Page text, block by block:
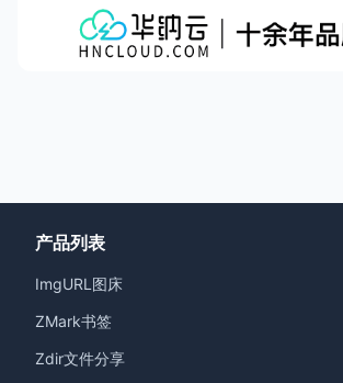
产品列表
ImgURL图床
ZMark书签
Zdir文件分享